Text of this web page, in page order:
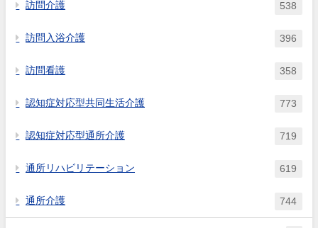
訪問介護 538
訪問入浴介護 396
訪問看護 358
認知症対応型共同生活介護 773
認知症対応型通所介護 719
通所リハビリテーション 619
通所介護 744